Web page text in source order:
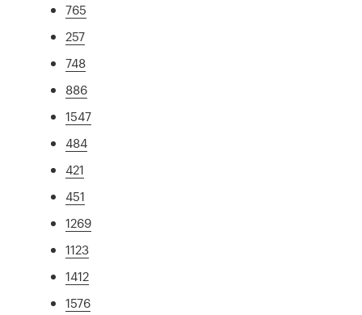
765
257
748
886
1547
484
421
451
1269
1123
1412
1576